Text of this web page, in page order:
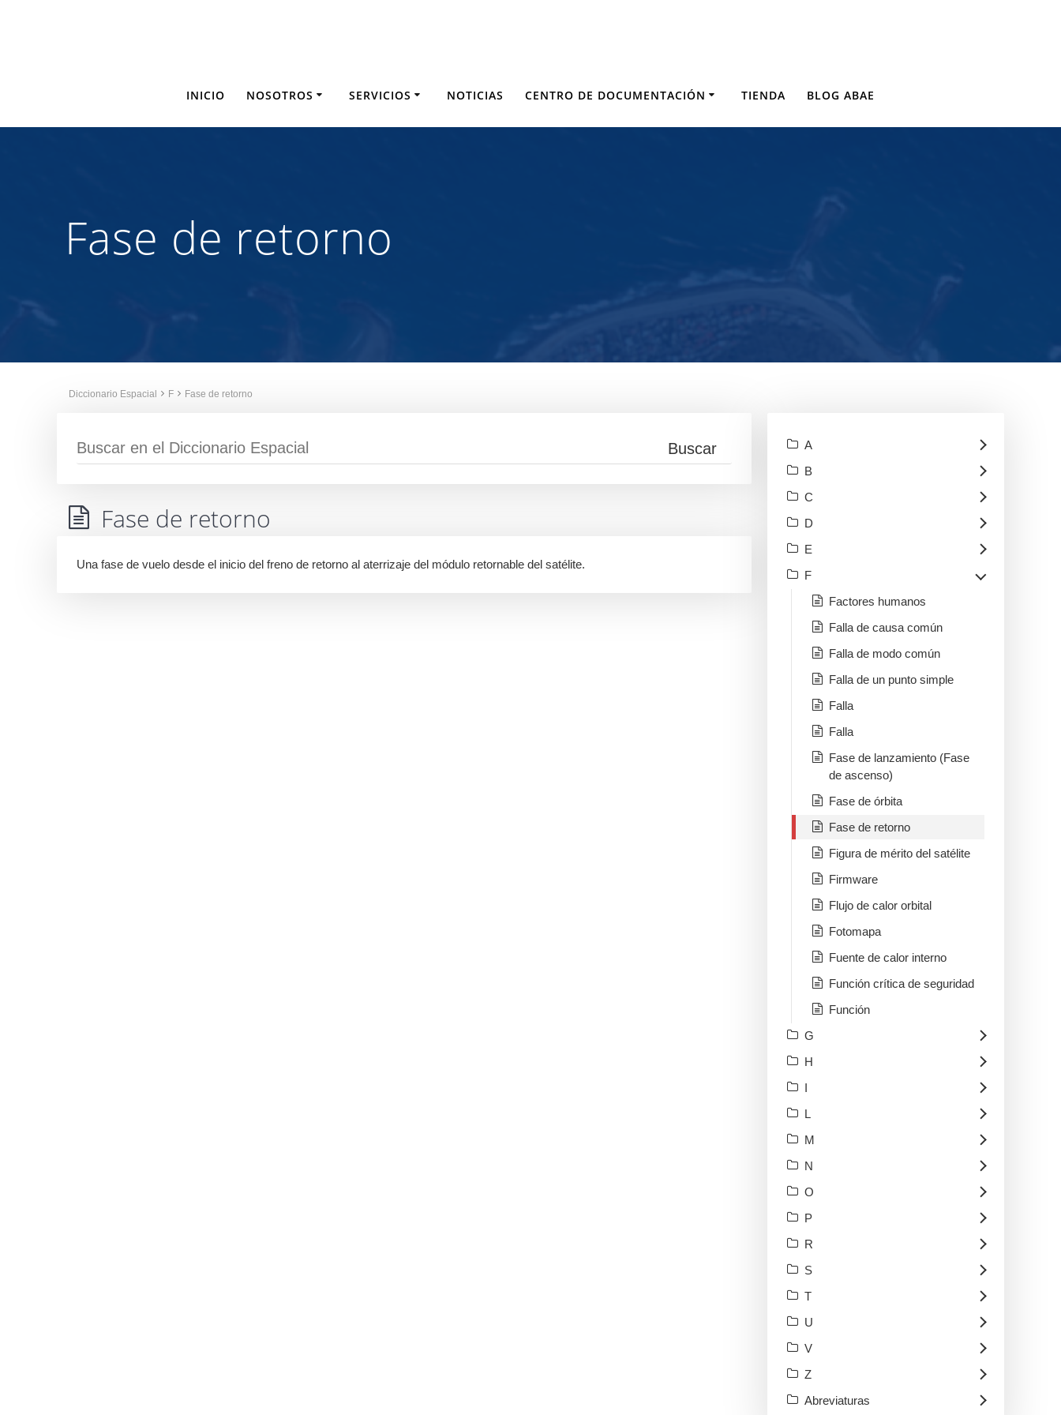
INICIO NOSOTROS SERVICIOS NOTICIAS CENTRO DE DOCUMENTACIÓN TIENDA BLOG ABAE
Fase de retorno
Diccionario Espacial F Fase de retorno
Fase de retorno
Una fase de vuelo desde el inicio del freno de retorno al aterrizaje del módulo retornable del satélite.
A
B
C
D
E
F
Factores humanos
Falla de causa común
Falla de modo común
Falla de un punto simple
Falla
Falla
Fase de lanzamiento (Fase
de ascenso)
Fase de órbita
Fase de retorno
Figura de mérito del satélite
Firmware
Flujo de calor orbital
Fotomapa
Fuente de calor interno
Función crítica de seguridad
Función
G
H
I
L
M
N
O
P
R
S
T
U
V
Z
Abreviaturas